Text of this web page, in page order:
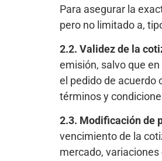
Para asegurar la
pero no limitado a,
2.2. Validez de la
emisión, salvo que
el pedido de acuerdo
términos y
2.3. Modificación de
vencimiento de la
mercado,